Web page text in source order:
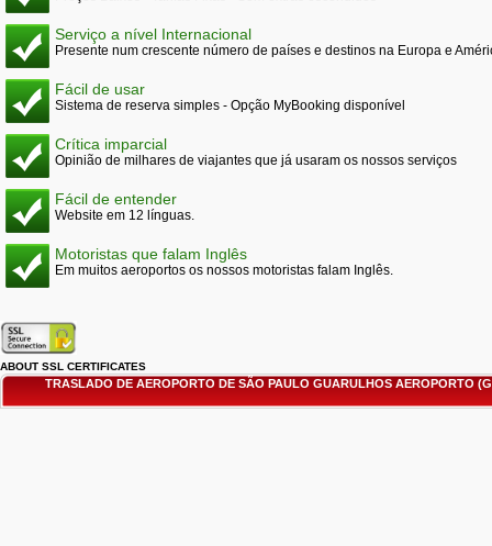
Serviço a nível Internacional
Presente num crescente número de países e destinos na Europa e
Fácil de usar
Sistema de reserva simples - Opção MyBooking disponível
Crítica imparcial
Opinião de milhares de viajantes que já usaram os nossos serviços
Fácil de entender
Website em 12 línguas.
Motoristas que falam Inglês
Em muitos aeroportos os nossos motoristas falam Inglês.
ABOUT SSL CERTIFICATES
TRASLADO DE AEROPORTO DE SÃO PAULO GUARULHOS AEROPORTO